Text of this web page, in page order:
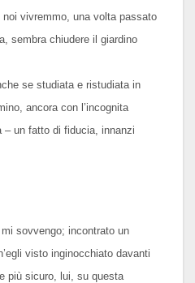
vivremmo, una volta passato
sembra chiudere il giardino
se studiata e ristudiata in
ancora con l’incognita
– un fatto di fiducia, innanzi
sovvengo; incontrato un
visto inginocchiato davanti
più sicuro, lui, su questa